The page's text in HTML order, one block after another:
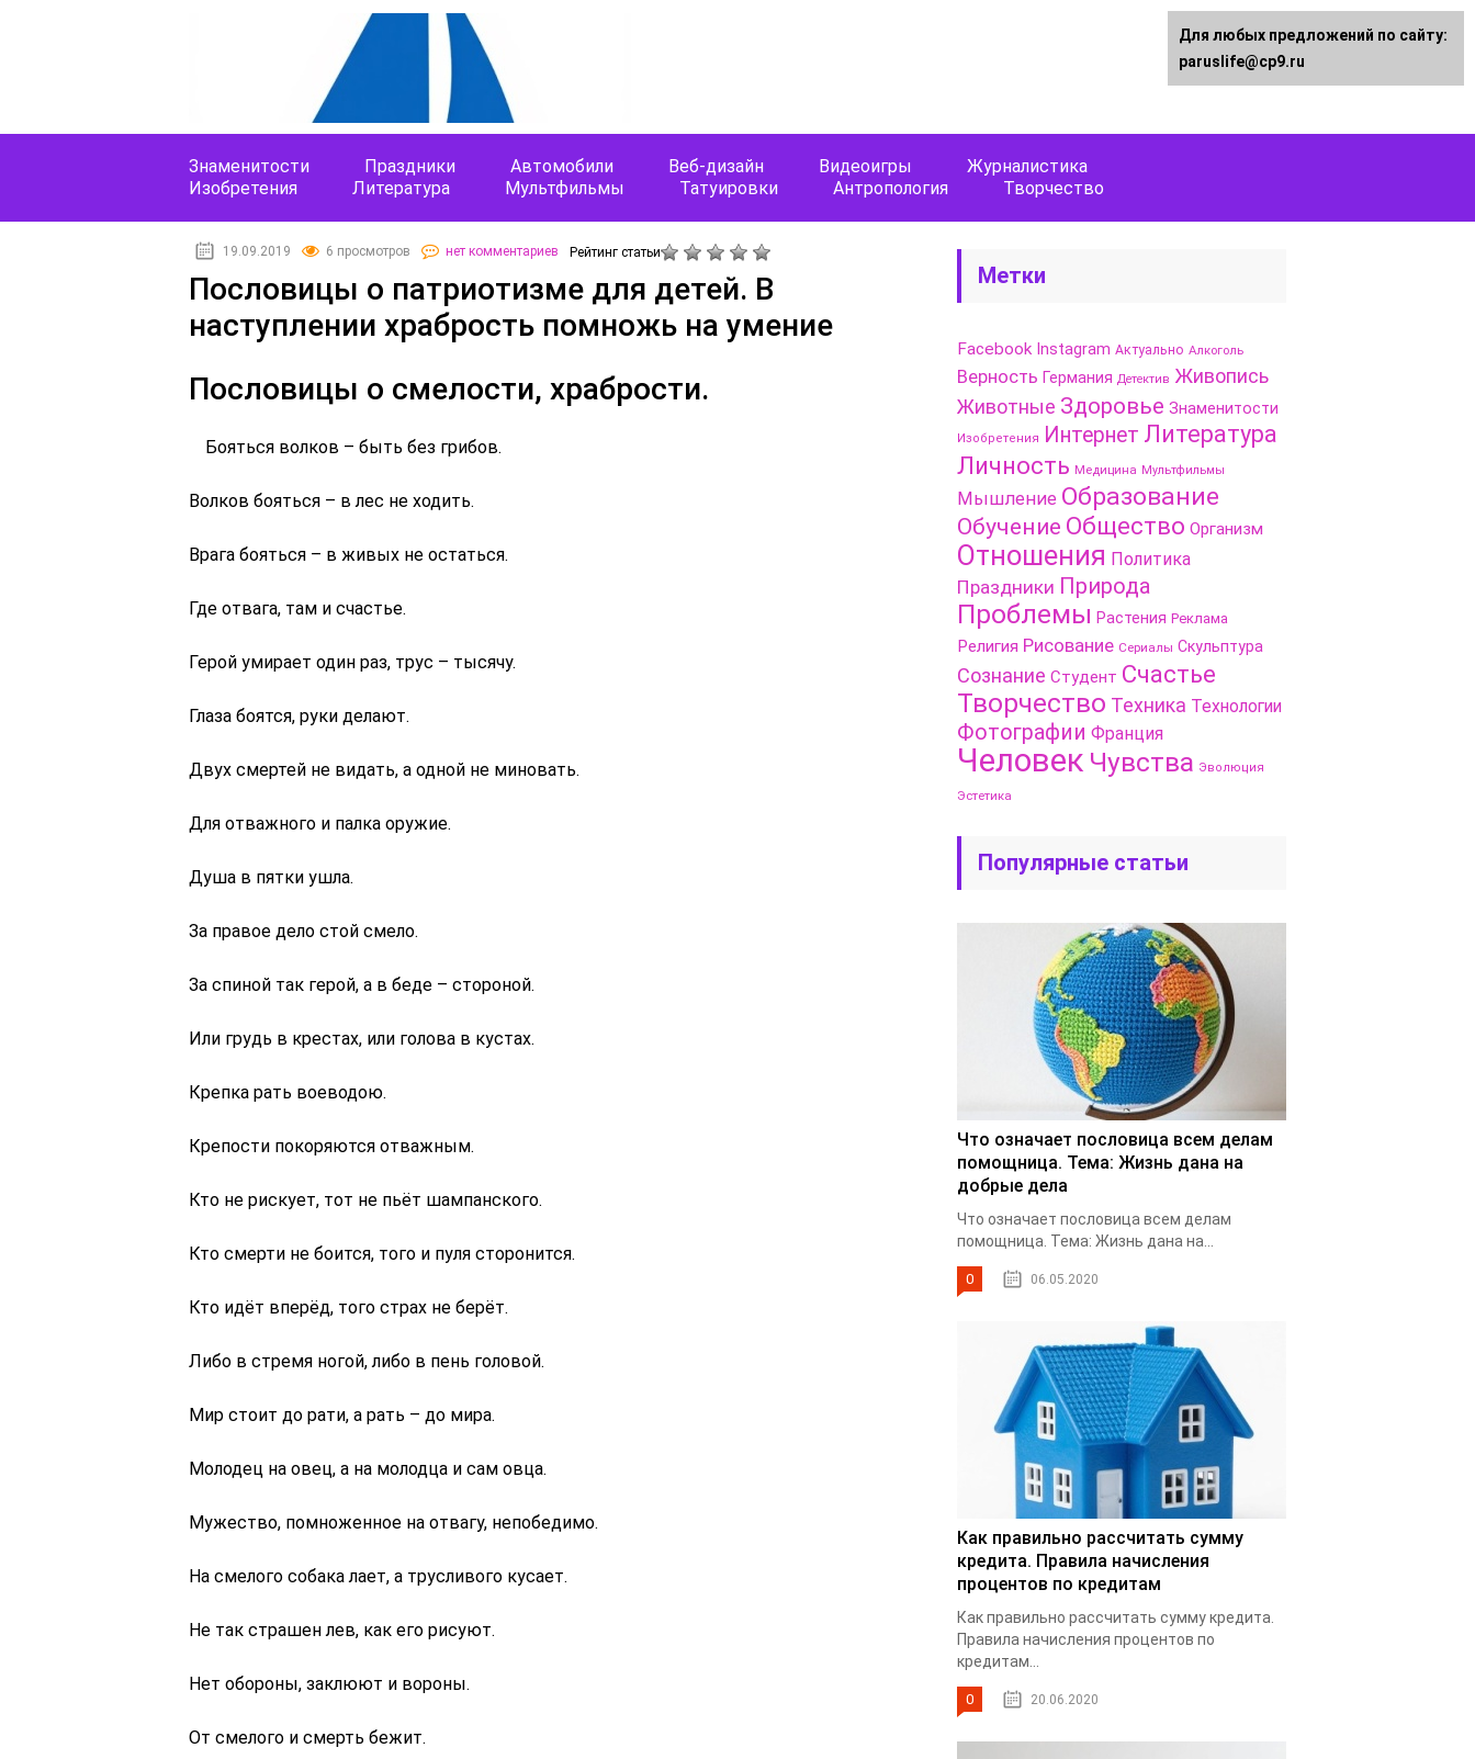
Знаменитости Праздники Автомобили Веб-дизайн Видеоигры
Журналистика
Изобретения
Литература Мультфильмы Татуировки Антропология Творчество
19.09.2019 6 просмотров нет комментариев Рейтинг статьи
Пословицы о патриотизме для детей. В
наступлении храбрость помножь на умение
Пословицы о смелости, храбрости.
Бояться волков – быть без грибов.
Волков бояться – в лес не ходить.
Врага бояться – в живых не остаться.
Где отвага, там и счастье.
Герой умирает один раз, трус – тысячу.
Глаза боятся, руки делают.
Двух смертей не видать, а одной не миновать.
Для отважного и палка оружие.
Душа в пятки ушла.
За правое дело стой смело.
За спиной так герой, а в беде – стороной.
Или грудь в крестах, или голова в кустах.
Крепка рать воеводою.
Крепости покоряются отважным.
Кто не рискует, тот не пьёт шампанского.
Кто смерти не боится, того и пуля сторонится.
Кто идёт вперёд, того страх не берёт.
Либо в стремя ногой, либо в пень головой.
Мир стоит до рати, а рать – до мира.
Молодец на овец, а на молодца и сам овца.
Мужество, помноженное на отвагу, непобедимо.
На смелого собака лает, а трусливого кусает.
Не так страшен лев, как его рисуют.
Нет обороны, заклюют и вороны.
От смелого и смерть бежит.
Метки
Facebook Instagram Актуально Алкоголь
Верность Германия Детектив Живопись
Животные Здоровье Знаменитости
Изобретения Интернет Литература
Личность Медицина Мультфильмы
Мышление Образование
Обучение Общество Организм
Отношения Политика
Праздники Природа
Проблемы Растения Реклама
Религия Рисование Сериалы Скульптура
Сознание Студент Счастье
Творчество Техника Технологии
Фотографии Франция
Человек Чувства Эволюция
Эстетика
Популярные статьи
Что означает пословица всем делам
помощница. Тема: Жизнь дана на
добрые дела
Что означает пословица всем делам
помощница. Тема: Жизнь дана на...
0 06.05.2020
Как правильно рассчитать сумму
кредита. Правила начисления
процентов по кредитам
Как правильно рассчитать сумму кредита.
Правила начисления процентов по
кредитам...
0 20.06.2020
Для любых предложений по сайту:
paruslife@cp9.ru